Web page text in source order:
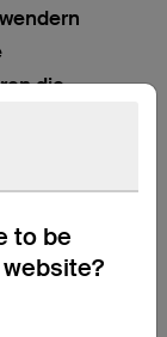
to be
die
der KVM-
dem